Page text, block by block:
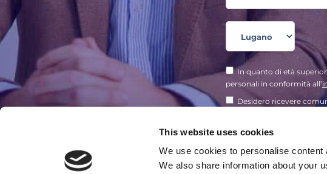
This website uses cookies
We use cookies to personalise
We also share information about your
In quanto di età
personali in conformità all’
Desidero ricevere
AVVIA IL TEST